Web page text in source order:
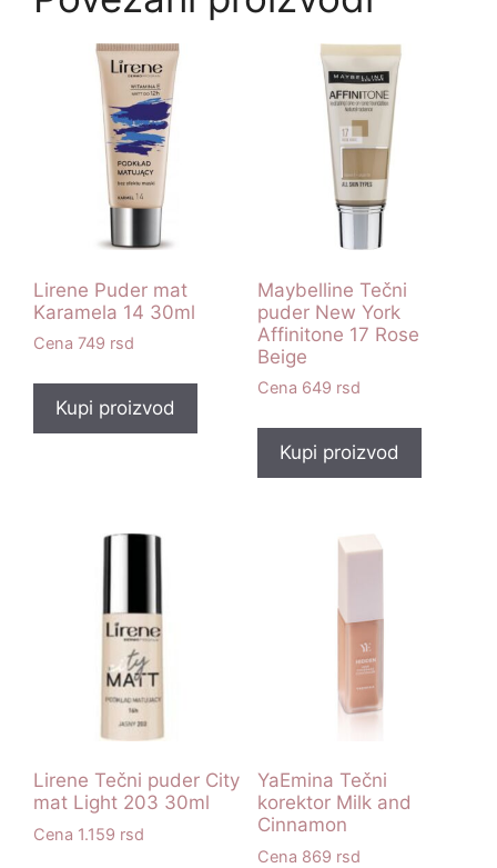
Lirene Puder mat
Karamela 14 30ml
749 rsd
Kupi proizvod
Maybelline Tečni
puder New York
Affinitone 17 Rose
Beige
649 rsd
Kupi proizvod
Lirene Tečni puder City
mat Light 203 30ml
1.159 rsd
YaEmina Tečni
korektor Milk and
Cinnamon
869 rsd